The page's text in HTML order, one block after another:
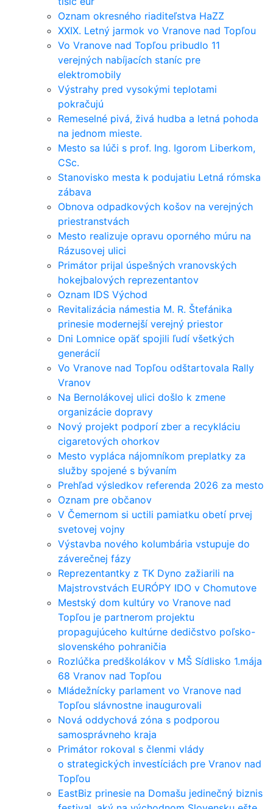
Oznam okresného riaditeľstva HaZZ
XXIX. Letný jarmok vo Vranove nad Topľou
Vo Vranove nad Topľou pribudlo 11
verejných nabíjacích staníc pre
elektromobily
Výstrahy pred vysokými teplotami
pokračujú
Remeselné pivá, živá hudba a letná pohoda
na jednom mieste.
Mesto sa lúči s prof. Ing. Igorom Liberkom,
CSc.
Stanovisko mesta k podujatiu Letná rómska
zábava
Obnova odpadkových košov na verejných
priestranstvách
Mesto realizuje opravu oporného múru na
Rázusovej ulici
Primátor prijal úspešných vranovských
hokejbalových reprezentantov
Oznam IDS Východ
Revitalizácia námestia M. R. Štefánika
prinesie modernejší verejný priestor
Dni Lomnice opäť spojili ľudí všetkých
generácií
Vo Vranove nad Topľou odštartovala Rally
Vranov
Na Bernolákovej ulici došlo k zmene
organizácie dopravy
Nový projekt podporí zber a recykláciu
cigaretových ohorkov
Mesto vypláca nájomníkom preplatky za
služby spojené s bývaním
Prehľad výsledkov referenda 2026 za mesto
Oznam pre občanov
V Čemernom si uctili pamiatku obetí prvej
svetovej vojny
Výstavba nového kolumbária vstupuje do
záverečnej fázy
Reprezentantky z TK Dyno zažiarili na
Majstrovstvách EURÓPY IDO v Chomutove
Mestský dom kultúry vo Vranove nad
Topľou je partnerom projektu
propagujúceho kultúrne dedičstvo poľsko-
slovenského pohraničia
Rozlúčka predškolákov v MŠ Sídlisko 1.mája
68 Vranov nad Topľou
Mládežnícky parlament vo Vranove nad
Topľou slávnostne inaugurovali
Nová oddychová zóna s podporou
samosprávneho kraja
Primátor rokoval s členmi vlády
o strategických investíciách pre Vranov nad
Topľou
EastBiz prinesie na Domašu jedinečný biznis